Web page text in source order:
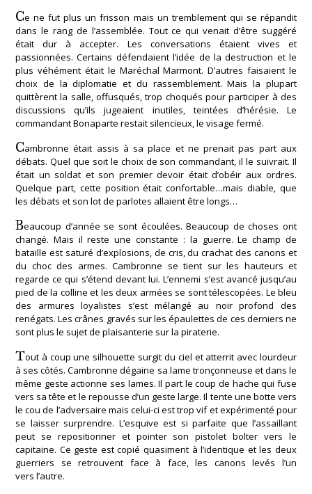
Ce ne fut plus un frisson mais un tremblement qui se répandit
dans le rang de l’assemblée. Tout ce qui venait d’être suggéré
était dur à accepter. Les conversations étaient vives et
passionnées. Certains défendaient l’idée de la destruction et le
plus véhément était le Maréchal Marmont. D’autres faisaient le
choix de la diplomatie et du rassemblement. Mais la plupart
quittèrent la salle, offusqués, trop choqués pour participer à des
discussions qu’ils jugeaient inutiles, teintées d’hérésie. Le
commandant Bonaparte restait silencieux, le visage fermé.
Cambronne était assis à sa place et ne prenait pas part aux
débats. Quel que soit le choix de son commandant, il le suivrait. Il
était un soldat et son premier devoir était d’obéir aux ordres.
Quelque part, cette position était confortable…mais diable, que
les débats et son lot de parlotes allaient être longs…
Beaucoup d’année se sont écoulées. Beaucoup de choses ont
changé. Mais il reste une constante : la guerre. Le champ de
bataille est saturé d’explosions, de cris, du crachat des canons et
du choc des armes. Cambronne se tient sur les hauteurs et
regarde ce qui s’étend devant lui. L’ennemi s’est avancé jusqu’au
pied de la colline et les deux armées se sont télescopées. Le bleu
des armures loyalistes s’est mélangé au noir profond des
renégats. Les crânes gravés sur les épaulettes de ces derniers ne
sont plus le sujet de plaisanterie sur la piraterie.
Tout à coup une silhouette surgit du ciel et atterrit avec lourdeur
à ses côtés. Cambronne dégaine sa lame tronçonneuse et dans le
même geste actionne ses lames. Il part le coup de hache qui fuse
vers sa tête et le repousse d’un geste large. Il tente une botte vers
le cou de l’adversaire mais celui-ci est trop vif et expérimenté pour
se laisser surprendre. L’esquive est si parfaite que l’assaillant
peut se repositionner et pointer son pistolet bolter vers le
capitaine. Ce geste est copié quasiment à l’identique et les deux
guerriers se retrouvent face à face, les canons levés l’un
vers l’autre.